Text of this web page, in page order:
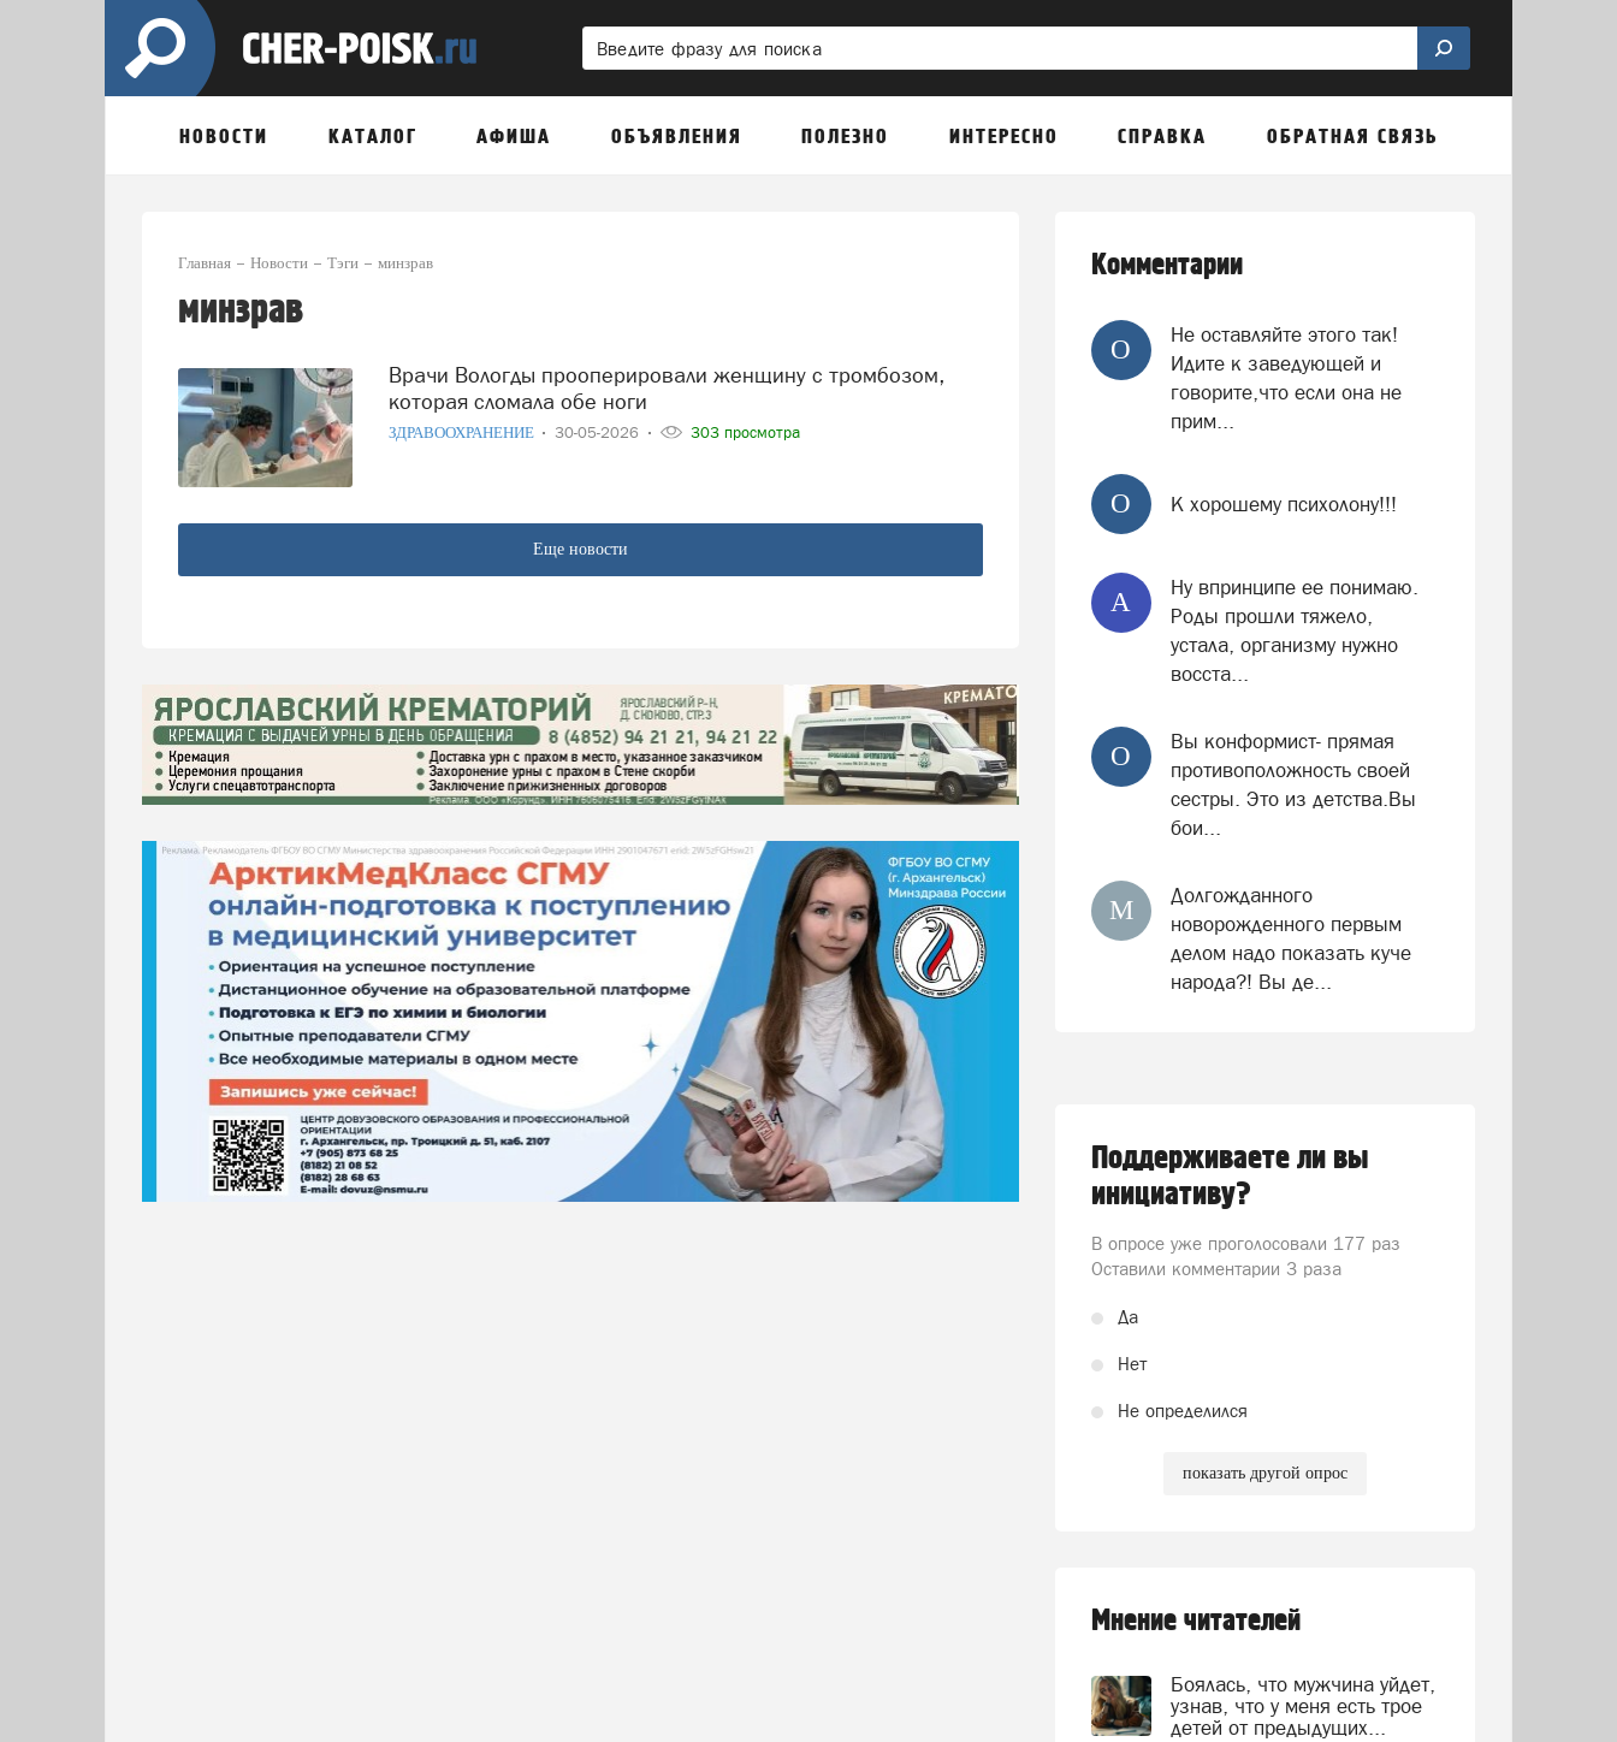
НОВОСТИ КАТАЛОГ АФИША ОБЪЯВЛЕНИЯ ПОЛЕЗНО ИНТЕРЕСНО СПРАВКА ОБРАТНАЯ СВЯЗЬ
Главная Новости Тэги минзрав
минзрав
Врачи Вологды прооперировали женщину с тромбозом,
которая сломала обе ноги
ЗДРАВООХРАНЕНИЕ 30-05-2026 303 просмотра
Еще новости
Комментарии
О
Не оставляйте этого так!
Идите к заведующей и
говорите,что если она не
прим...
О К хорошему психолону!!!
А
Ну впринципе ее понимаю.
Роды прошли тяжело,
устала, организму нужно
восста...
О
Вы конформист- прямая
противоположность своей
сестры. Это из детства.Вы
бои...
М
Долгожданного
новорожденного первым
делом надо показать куче
народа?! Вы де...
Поддерживаете ли вы
инициативу?
В опросе уже проголосовали 177 раз
Оставили комментарии 3 раза
Да
Нет
Не определился
показать другой опрос
Мнение читателей
Боялась, что мужчина уйдет,
узнав, что у меня есть трое
детей от предыдущих...